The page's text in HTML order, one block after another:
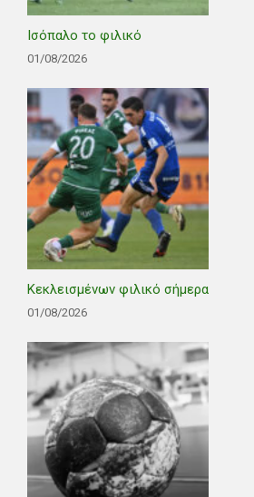
Ισόπαλο το φιλικό
01/08/2026
Κεκλεισμένων φιλικό σήμερα
01/08/2026